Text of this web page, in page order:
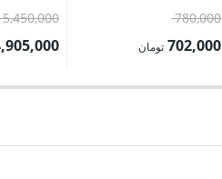
780,000قیمت
اصلی:
بود.
702,000 تومان
5,450,000